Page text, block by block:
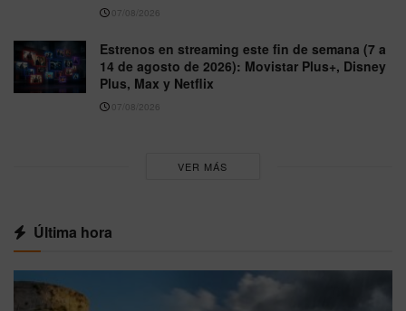
07/08/2026
Estrenos en streaming este fin de semana (7 a
14 de agosto de 2026): Movistar Plus+, Disney
Plus, Max y Netflix
07/08/2026
VER MÁS
Última hora